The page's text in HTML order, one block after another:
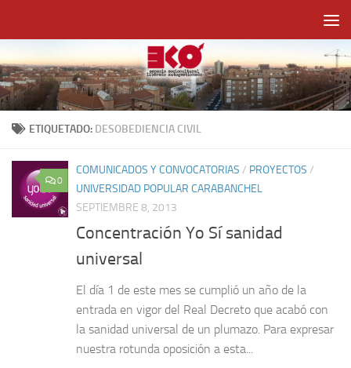
ETIQUETADO: DESOBEDIENCIA CIVIL
0
COMUNICADOS Y CONVOCATORIAS / PROYECTOS /
UNIVERSIDAD POPULAR CARABANCHEL
SEPTIEMBRE 8, 2013
Concentración Yo Sí sanidad
universal
El día 1 de este mes se cumplió un año de la
entrada en vigor del Real Decreto que acabó con
la sanidad universal de un plumazo. Para expresar
nuestra rotunda oposición a esta...